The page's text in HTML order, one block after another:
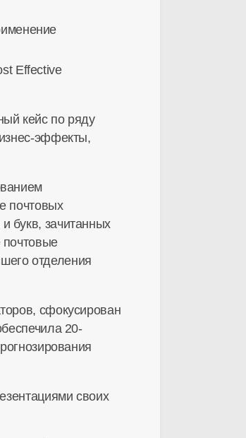
Effective
кейс по ряду
эффекты,
почтовых
букв, зачитанных
почтовые
отделения
сфокусирован
20-
своих